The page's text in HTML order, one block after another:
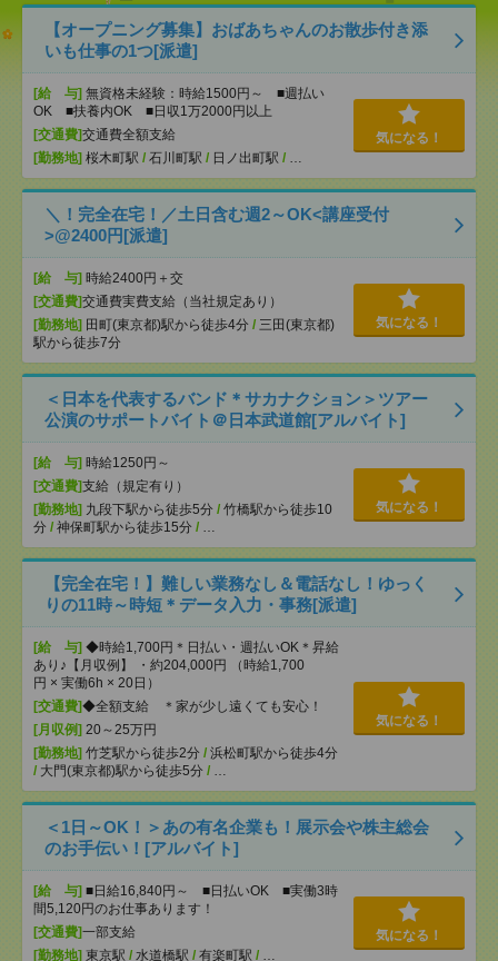
【オープニング募集】おばあちゃんのお散歩付き添
いも仕事の1つ[派遣]
[給 与] 無資格未経験：時給1500円～ ■週払い
OK ■扶養内OK ■日収1万2000円以上
[交通費]交通費全額支給
[勤務地] 桜木町駅 / 石川町駅 / 日ノ出町駅 / …
気になる！
＼！完全在宅！／土日含む週2～OK<講座受付
>@2400円[派遣]
[給 与] 時給2400円＋交
[交通費]交通費実費支給（当社規定あり）
[勤務地] 田町(東京都)駅から徒歩4分 / 三田(東京都)
駅から徒歩7分
気になる！
＜日本を代表するバンド＊サカナクション＞ツアー
公演のサポートバイト＠日本武道館[アルバイト]
[給 与] 時給1250円～
[交通費]支給（規定有り）
[勤務地] 九段下駅から徒歩5分 / 竹橋駅から徒歩10
分 / 神保町駅から徒歩15分 / …
気になる！
【完全在宅！】難しい業務なし＆電話なし！ゆっく
りの11時～時短＊データ入力・事務[派遣]
[給 与] ◆時給1,700円＊日払い・週払いOK＊昇給
あり♪【月収例】 ・約204,000円 （時給1,700
円 × 実働6h × 20日）
[交通費]◆全額支給 ＊家が少し遠くても安心！
[月収例] 20～25万円
[勤務地] 竹芝駅から徒歩2分 / 浜松町駅から徒歩4分
/ 大門(東京都)駅から徒歩5分 / …
気になる！
＜1日～OK！＞あの有名企業も！展示会や株主総会
のお手伝い！[アルバイト]
[給 与] ■日給16,840円～ ■日払いOK ■実働3時
間5,120円のお仕事あります！
[交通費]一部支給
[勤務地] 東京駅 / 水道橋駅 / 有楽町駅 / …
気になる！